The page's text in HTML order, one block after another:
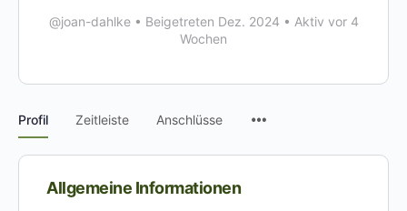
@joan-dahlke • Beigetreten Dez. 2024 • Aktiv vor 4
Wochen
Profil Zeitleiste Anschlüsse
Allgemeine Informationen